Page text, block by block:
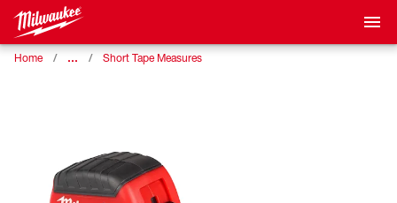
Home … Short Tape Measures